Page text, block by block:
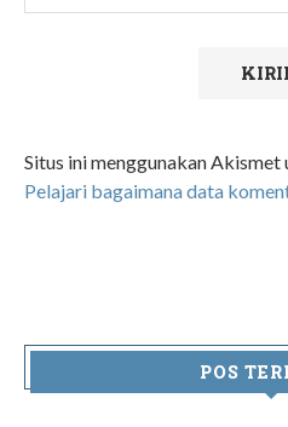
Situs ini menggunakan Akismet
Pelajari bagaimana data
POS